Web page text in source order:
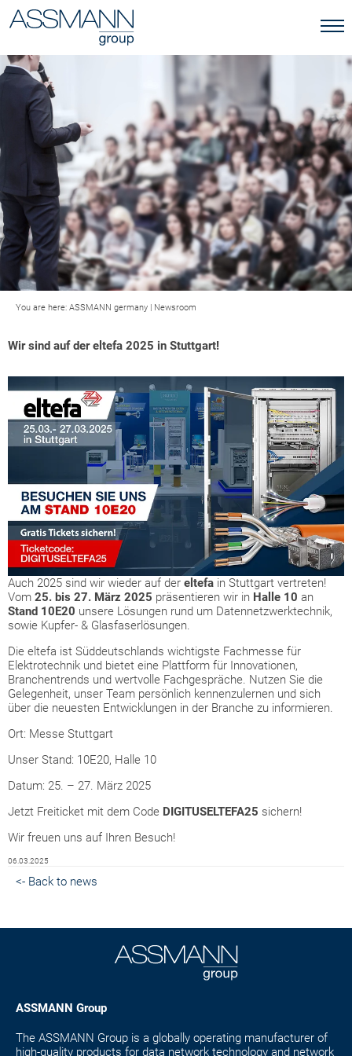
You are here: ASSMANN germany | Newsroom
Wir sind auf der eltefa 2025 in Stuttgart!
Auch 2025 sind wir wieder auf der eltefa in Stuttgart vertreten!
Vom 25. bis 27. März 2025 präsentieren wir in Halle 10 an
Stand 10E20 unsere Lösungen rund um Datennetzwerktechnik,
sowie Kupfer- & Glasfaserlösungen.
Die eltefa ist Süddeutschlands wichtigste Fachmesse für
Elektrotechnik und bietet eine Plattform für Innovationen,
Branchentrends und wertvolle Fachgespräche. Nutzen Sie die
Gelegenheit, unser Team persönlich kennenzulernen und sich
über die neuesten Entwicklungen in der Branche zu informieren.
Ort: Messe Stuttgart
Unser Stand: 10E20, Halle 10
Datum: 25. – 27. März 2025
Jetzt Freiticket mit dem Code DIGITUSELTEFA25 sichern!
Wir freuen uns auf Ihren Besuch!
06.03.2025
<- Back to news
ASSMANN Group
The ASSMANN Group is a globally operating manufacturer of
high-quality products for data network technology and network